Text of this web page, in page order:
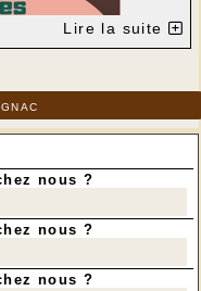
Lire la suite
nous ?
nous ?
nous ?